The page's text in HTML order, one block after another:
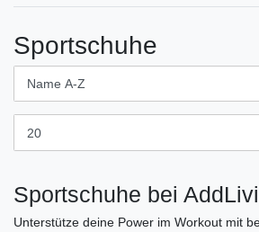
Sportschuhe
Sportschuhe bei
Unterstütze deine Power im Workout mit